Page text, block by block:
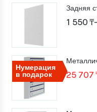
1 550 ₸
Нумерация
в подарок
25 707